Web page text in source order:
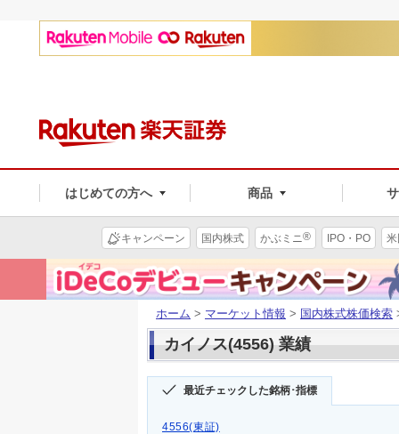
はじめての方へ 商品
キャンペーン 国内株式 かぶミニ® IPO・PO
ホーム > マーケット情報 > 国内株式株価検索
カイノス(4556) 業績
最近チェックした銘柄･指標
4556(東証)